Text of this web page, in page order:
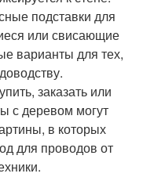
подставки для
или свисающие
варианты для тех,
заказать или
с деревом могут
в которых
для проводов от